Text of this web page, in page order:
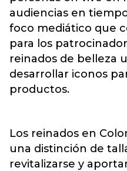
audiencias en
foco mediático que
para los
reinados de belleza
desarrollar iconos
productos.
Los reinados en
una distinción de
revitalizarse y